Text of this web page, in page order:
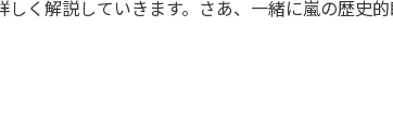
しく解説していきます。さあ、一緒に嵐の歴史